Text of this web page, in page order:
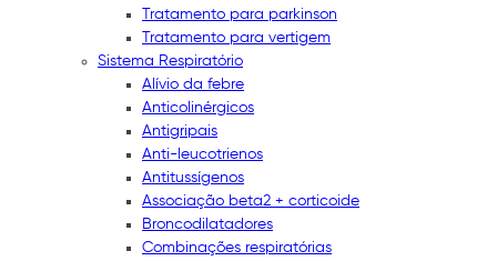
Tratamento para parkinson
Tratamento para vertigem
Sistema Respiratório
Alívio da febre
Anticolinérgicos
Antigripais
Anti-leucotrienos
Antitussígenos
Associação beta2 + corticoide
Broncodilatadores
Combinações respiratórias